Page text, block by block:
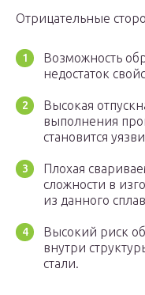
Отрицательные
Возможность
недостаток
Высокая
выполнения
становится
Плохая
сложности в
из данного
Высокий риск
внутри
стали.